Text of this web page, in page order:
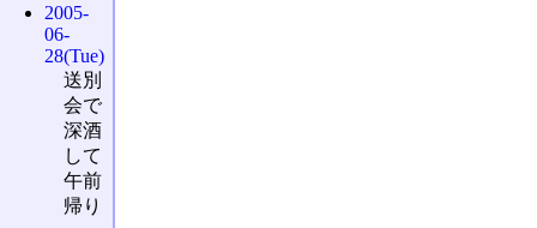
2005-
06-
28(Tue)
送別
会で
深酒
して
午前
帰り